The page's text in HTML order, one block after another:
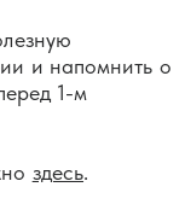
и напомнить о
1-м
здесь.